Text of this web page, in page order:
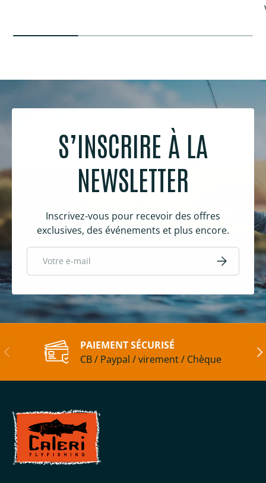
S’INSCRIRE À LA
NEWSLETTER
Inscrivez-vous pour recevoir des offres
exclusives, des événements et plus encore.
S’inscrire
Précédent
PAIEMENT SÉCURISÉ
CB / Paypal / virement / Chèque